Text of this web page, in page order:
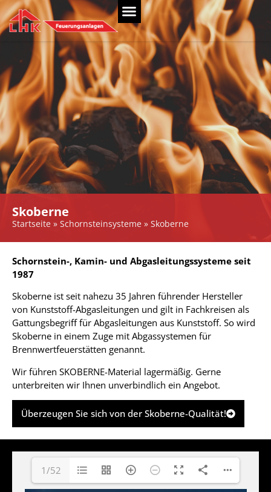
Skoberne
Startseite » Schornsteinsysteme » Skoberne
Schornstein-, Kamin- und Abgasleitungssysteme seit
1987
Skoberne ist seit nahezu 35 Jahren führender Hersteller
von Kunststoff-Abgasleitungen und gilt in Fachkreisen als
Gattungsbegriff für Abgasleitungen aus Kunststoff. So wird
Skoberne in einem Zuge mit Abgassystemen für
Brennwertfeuerstätten genannt.
Wir führen SKOBERNE-Material lagermäßig. Gerne
unterbreiten wir Ihnen unverbindlich ein Angebot.
Überzeugen Sie sich von der Skoberne-Qualität!
1/52